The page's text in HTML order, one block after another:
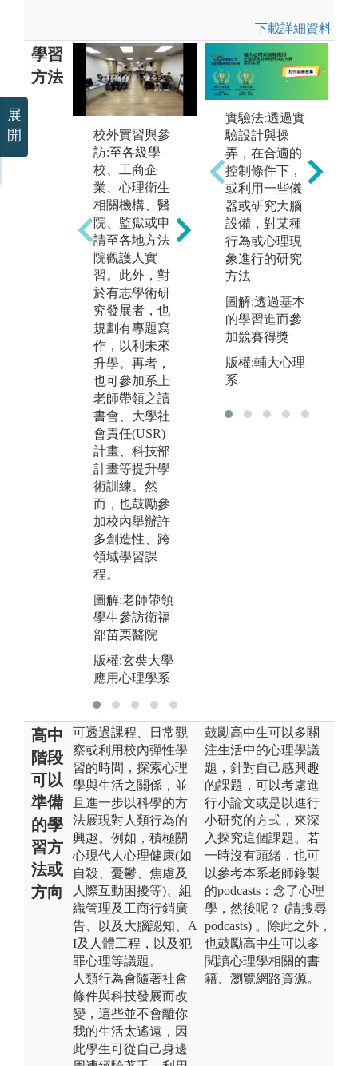
下載詳細資料
學習
方法
校外實習與參
訪:至各級學
校、工商企
業、心理衛生
相關機構、醫
院、監獄或申
請至各地方法
院觀護人實
習。此外，對
於有志學術研
究發展者，也
規劃有專題寫
作，以利未來
升學。再者，
也可參加系上
老師帶領之讀
書會、大學社
會責任(USR)
計畫、科技部
計畫等提升學
術訓練。然
而，也鼓勵參
加校內舉辦許
多創造性、跨
領域學習課
程。
圖解:老師帶領
學生參訪衛福
部苗栗醫院
版權:玄奘大學
應用心理學系
體育與課外活
動參與:參加與
舉辦校際、校
內體育和課外
活動，培養學
生全人健康身
心。
圖解:系學會舉
辦全國大心盃
籃球比賽
版權:玄奘大學
應用心理學系
實驗法:透過實
驗設計與操
弄，在合適的
控制條件下，
或利用一些儀
器或研究大腦
設備，對某種
行為或心理現
象進行的研究
方法
圖解:透過基本
的學習進而參
加競賽得獎
版權:輔大心理
系
高中
階段
可以
準備
的學
習方
法或
方向
可透過課程、日常觀
察或利用校內彈性學
習的時間，探索心理
學與生活之關係，並
且進一步以科學的方
法展現對人類行為的
興趣。例如，積極關
心現代人心理健康(如
自殺、憂鬱、焦慮及
人際互動困擾等)、組
織管理及工商行銷廣
告、以及大腦認知、A
I及人體工程，以及犯
罪心理等議題。
人類行為會隨著社會
條件與科技發展而改
變，這些並不會離你
我的生活太遙遠，因
此學生可從自己身邊
鼓勵高中生可以多關
注生活中的心理學議
題，針對自己感興趣
的課題，可以考慮進
行小論文或是以進行
小研究的方式，來深
入探究這個課題。若
一時沒有頭緒，也可
以參考本系老師錄製
的podcasts：念了心理
學，然後呢？ (請搜尋
podcasts) 。除此之外，
也鼓勵高中生可以多
閱讀心理學相關的書
籍、瀏覽網路資源。
展
開